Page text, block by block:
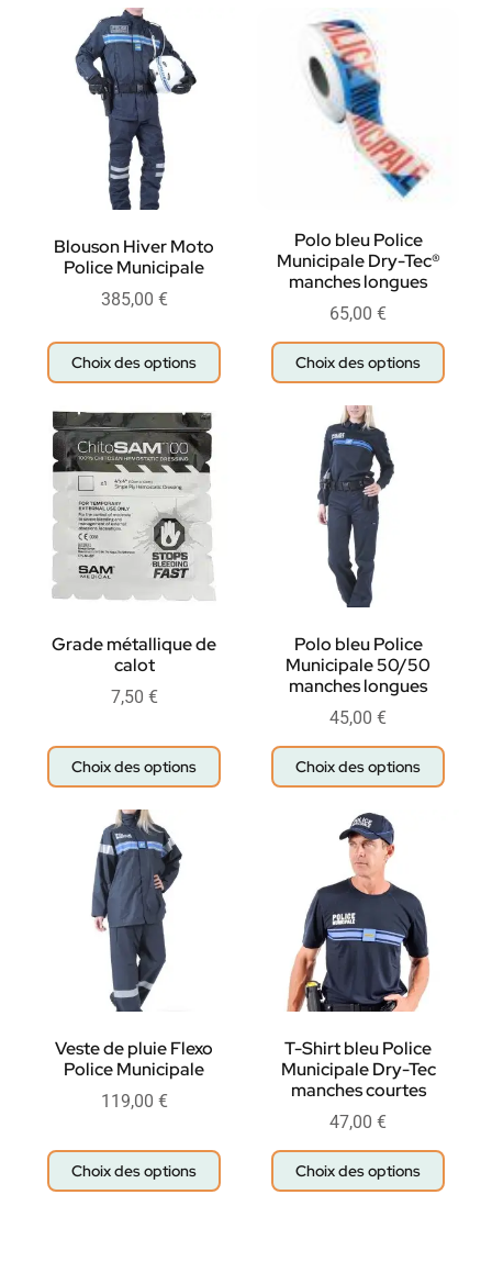
Blouson Hiver Moto
Police Municipale
385,00 €
Choix des options
Polo bleu Police
Municipale Dry-Tec®
manches longues
65,00 €
Choix des options
Grade métallique de
calot
7,50 €
Choix des options
Polo bleu Police
Municipale 50/50
manches longues
45,00 €
Choix des options
Veste de pluie Flexo
Police Municipale
119,00 €
Choix des options
T-Shirt bleu Police
Municipale Dry-Tec
manches courtes
47,00 €
Choix des options